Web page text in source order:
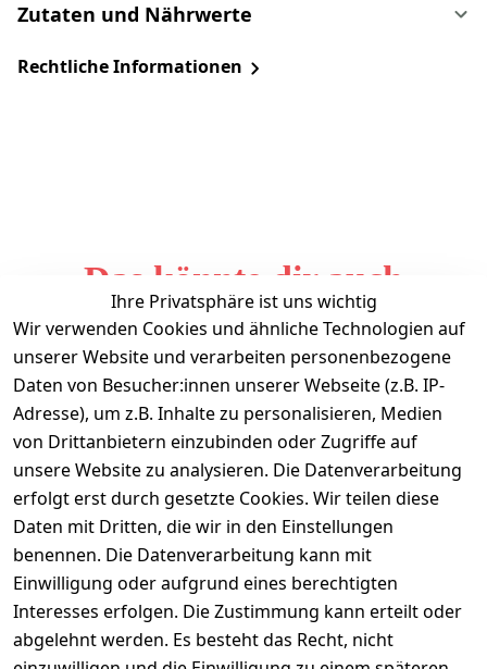
Zutaten und Nährwerte
Rechtliche Informationen
Das könnte dir auch
gefallen
Ihre Privatsphäre ist uns wichtig
Wir verwenden Cookies und ähnliche Technologien auf
unserer Website und verarbeiten personenbezogene
Daten von Besucher:innen unserer Webseite (z.B. IP-
Adresse), um z.B. Inhalte zu personalisieren, Medien
von Drittanbietern einzubinden oder Zugriffe auf
unsere Website zu analysieren. Die Datenverarbeitung
erfolgt erst durch gesetzte Cookies. Wir teilen diese
Daten mit Dritten, die wir in den Einstellungen
benennen. Die Datenverarbeitung kann mit
Einwilligung oder aufgrund eines berechtigten
Interesses erfolgen. Die Zustimmung kann erteilt oder
abgelehnt werden. Es besteht das Recht, nicht
Informationen
Mein Konto